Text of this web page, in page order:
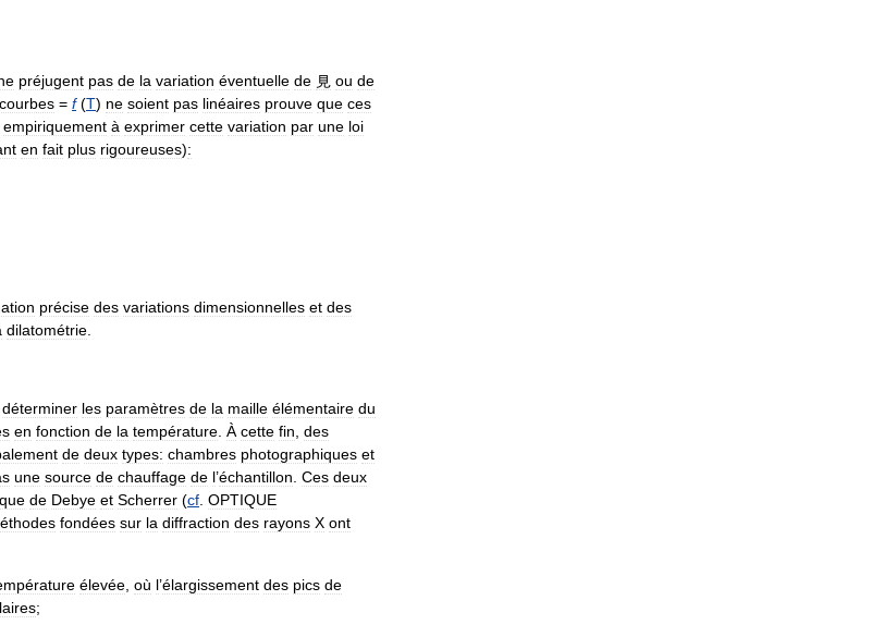
préjugent pas de la variation éventuelle de 見 ou de
courbes = f(T) ne soient pas linéaires prouve que ces
empiriquement à exprimer cette variation par une loi
en fait plus rigoureuses):
précise des variations dimensionnelles et des
dilatométrie.
déterminer les paramètres de la maille élémentaire du
en fonction de la température. À cette fin, des
de deux types: chambres photographiques et
une source de chauffage de l’échantillon. Ces deux
de Debye et Scherrer (cf. OPTIQUE
fondées sur la diffraction des rayons X ont
élevée, où l’élargissement des pics de
;